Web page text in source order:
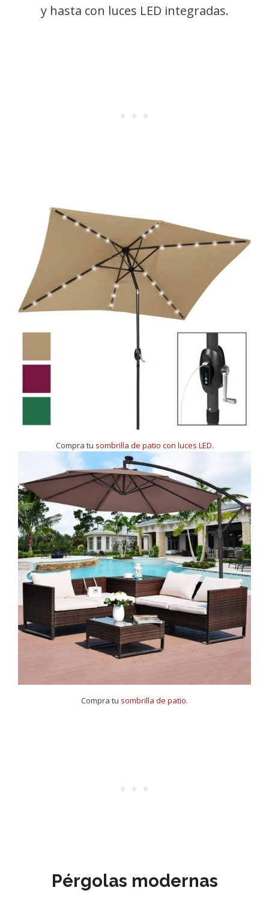
y hasta con luces LED integradas.
Compra tu sombrilla de patio con luces LED.
Compra tu sombrilla de patio.
Pérgolas modernas